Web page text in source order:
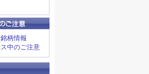
柄情報
中のご注意